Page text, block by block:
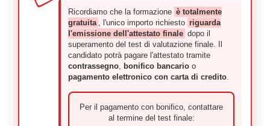
Ricordiamo che la formazione è totalmente
gratuita , l'unico importo richiesto riguarda
l'emissione dell'attestato finale dopo il
superamento del test di valutazione finale. Il
candidato potrà pagare l'attestato tramite
contrassegno, bonifico bancario o
pagamento elettronico con carta di credito.
Per il pagamento con bonifico, contattare
al termine del test finale: